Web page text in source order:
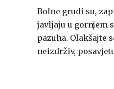
Bolne grudi su,
javljaju u gornjem
pazuha. Olakšajte
neizdrživ,